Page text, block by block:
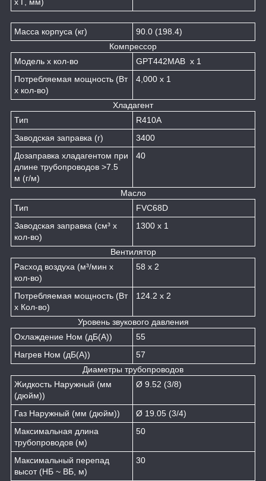
x Г, мм)
Масса корпуса (кг)
90.0 (198.4)
Компрессор
Модель x кол-во
GPT442MAB x 1
Потребляемая мощность (Вт
x кол-во)
4,000 x 1
Хладагент
Тип
R410A
Заводская заправка (г)
3400
Дозаправка хладагентом при
длине трубопроводов >7.5
м (г/м)
40
Масло
Тип
FVC68D
Заводская заправка (см³ x
кол-во)
1300 x 1
Вентилятор
Расход воздуха (м³/мин x
кол-во)
58 x 2
Потребляемая мощность (Вт
x Кол-во)
124.2 x 2
Уровень звукового давления
Охлаждение Ном (дБ(A))
55
Нагрев Ном (дБ(A))
57
Диаметры трубопроводов
Жидкость Наружный (мм
(дюйм))
Ø 9.52 (3/8)
Газ Наружный (мм (дюйм))
Ø 19.05 (3/4)
Максимальная длина
трубопроводов (м)
50
Максимальный перепад
высот (НБ ~ ВБ, м)
30